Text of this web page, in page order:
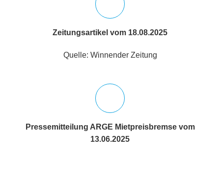
Zeitungsartikel vom 18.08.2025
Quelle: Winnender Zeitung
Pressemitteilung ARGE Mietpreisbremse vom
13.06.2025